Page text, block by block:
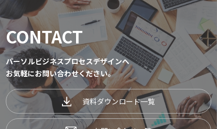
CONTACT
パーソルビジネスプロセスデザインへ
お気軽にお問い合わせください。
資料ダウンロード一覧